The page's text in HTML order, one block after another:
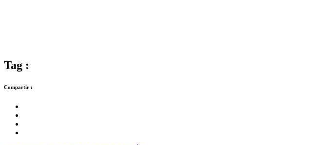
Tag :
Compartir :